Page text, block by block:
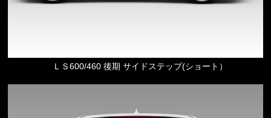
ＬＳ600/460 後期 サイドステップ(ショート）